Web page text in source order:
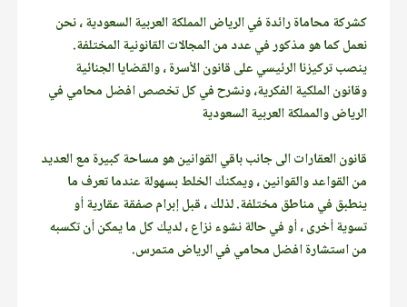
كشركة محاماة رائدة في الرياض المملكة العربية السعودية ، نحن
نعمل كما هو مذكور في عدد من المجالات القانونية المختلفة.
ينصب تركيزنا الرئيسي على قانون الأسرة ، والقضايا الجنائية
وقانون الملكية الفكرية، ونشرح في كل تخصص افضل محامي في
الرياض والمملكة العربية السعودية
قانون العقارات الى جانب باقي القوانين هو مساحة كبيرة مع العديد
من القواعد والقوانين ، ويمكنك الخلط بسهولة عندما تعرف ما
ينطبق في مناطق مختلفة. لذلك ، قبل إبرام صفقة عقارية أو
تسوية أخرى ، أو في حالة نشوء نزاع ، لديك كل ما يمكن أن تكسبه
من استشارة افضل محامي في الرياض متمرس.